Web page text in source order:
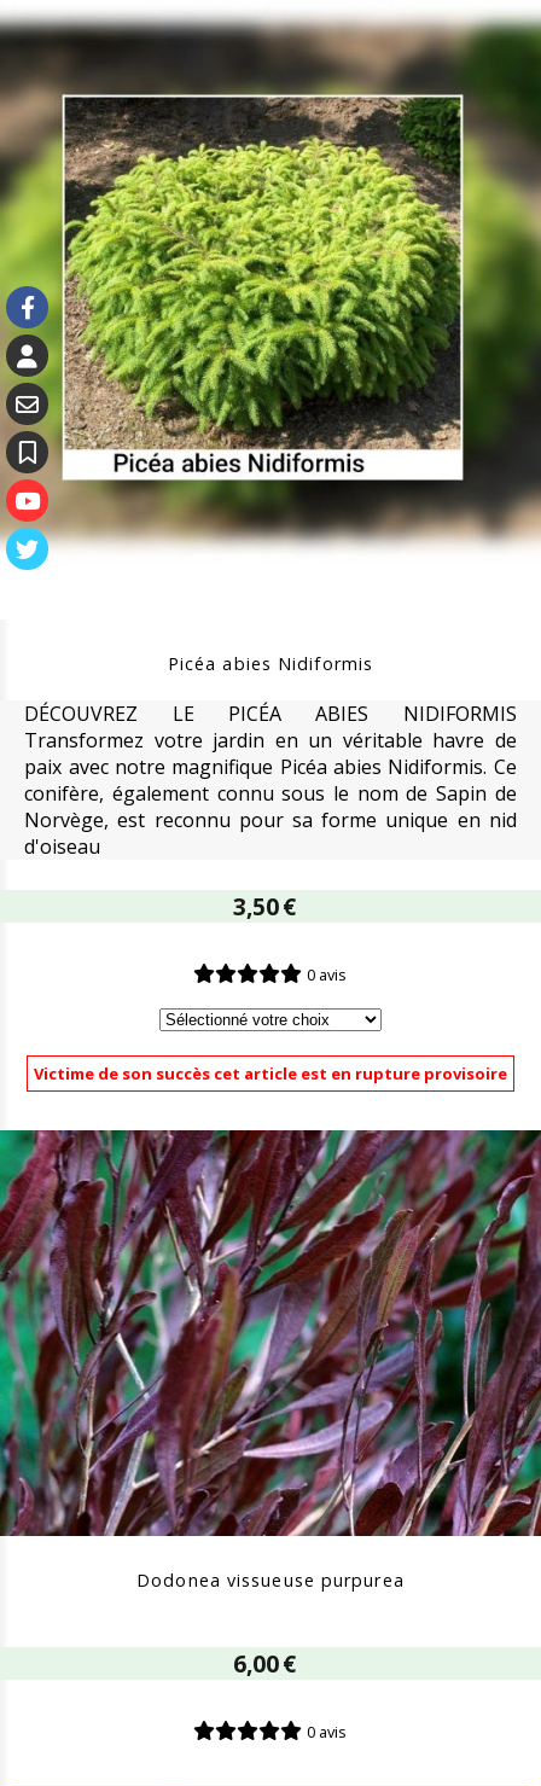
Picéa abies Nidiformis
DÉCOUVREZ LE PICÉA ABIES NIDIFORMIS
Transformez votre jardin en un véritable havre de
paix avec notre magnifique Picéa abies Nidiformis. Ce
conifère, également connu sous le nom de Sapin de
Norvège, est reconnu pour sa forme unique en nid
d'oiseau
3,50€
0 avis
Victime de son succès cet article est en rupture provisoire
Dodonea vissueuse purpurea
6,00€
0 avis